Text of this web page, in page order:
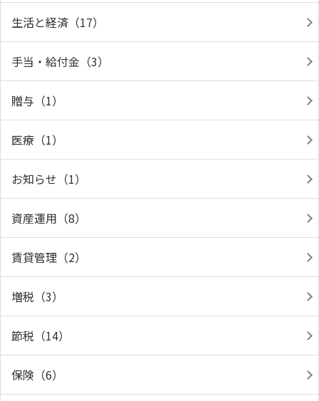
生活と経済（17）
手当・給付金（3）
贈与（1）
医療（1）
お知らせ（1）
資産運用（8）
賃貸管理（2）
増税（3）
節税（14）
保険（6）